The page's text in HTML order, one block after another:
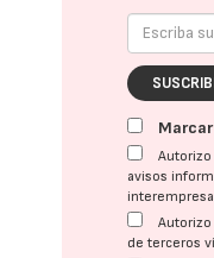
avisos
de terceros